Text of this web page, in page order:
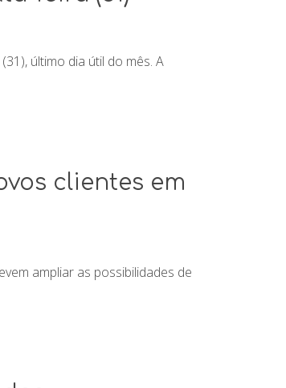
último dia útil do mês. A
clientes em
ampliar as possibilidades de